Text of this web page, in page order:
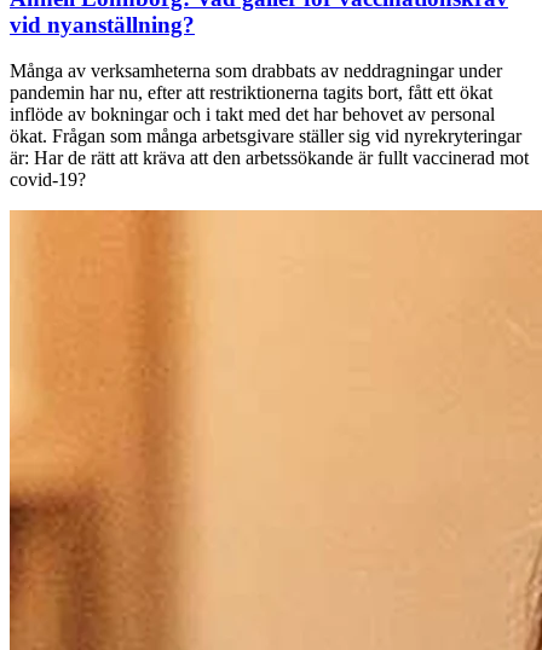
vid nyanställning?
Många av verksamheterna som drabbats av neddragningar under
pandemin har nu, efter att restriktionerna tagits bort, fått ett ökat
inflöde av bokningar och i takt med det har behovet av personal
ökat. Frågan som många arbetsgivare ställer sig vid nyrekryteringar
är: Har de rätt att kräva att den arbetssökande är fullt vaccinerad mot
covid-19?